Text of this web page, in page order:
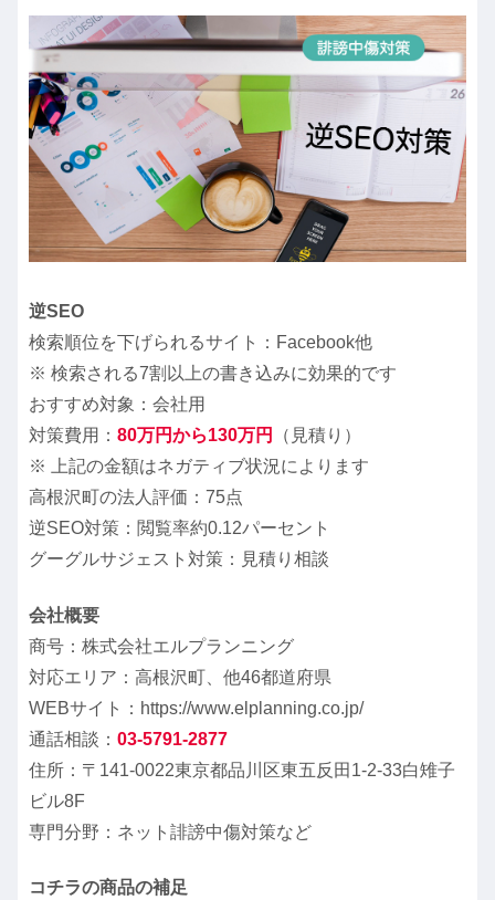
逆SEO
検索順位を下げられるサイト：Facebook他
※ 検索される7割以上の書き込みに効果的です
おすすめ対象：会社用
対策費用： 80万円から130万円
（見積り）
※ 上記の金額はネガティブ状況によります
高根沢町の法人評価：75点
逆SEO対策：閲覧率約0.12パーセント
グーグルサジェスト対策：見積り相談
会社概要
商号：株式会社エルプランニング
対応エリア：高根沢町、他46都道府県
WEBサイト：https://www.elplanning.co.jp/
通話相談： 03-5791-2877
住所：〒141-0022東京都品川区東五反田1-2-33白雉子
ビル8F
専門分野：ネット誹謗中傷対策など
コチラの商品の補足